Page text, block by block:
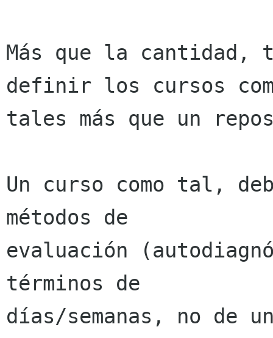
Más que la cantidad,
definir los cursos
tales más que un
Un curso como tal,
métodos de
evaluación
términos de
días/semanas, no de